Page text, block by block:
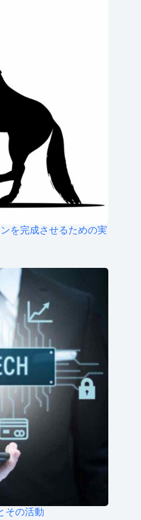
を完成させるための実
その活動